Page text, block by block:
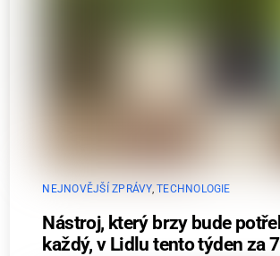
NEJNOVĚJŠÍ ZPRÁVY,TECHNOLOGIE
Nástroj, který brzy bude
každý, v Lidlu tento týden za